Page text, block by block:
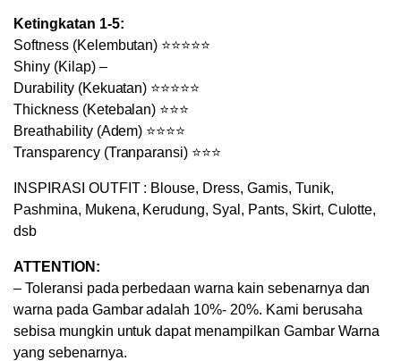
Ketingkatan 1-5:
Softness (Kelembutan) ⭐⭐⭐⭐⭐
Shiny (Kilap) –
Durability (Kekuatan) ⭐⭐⭐⭐⭐
Thickness (Ketebalan) ⭐⭐⭐
Breathability (Adem) ⭐⭐⭐⭐
Transparency (Tranparansi) ⭐⭐⭐
INSPIRASI OUTFIT : Blouse, Dress, Gamis, Tunik,
Pashmina, Mukena, Kerudung, Syal, Pants, Skirt, Culotte,
dsb
ATTENTION:
– Toleransi pada perbedaan warna kain sebenarnya dan
warna pada Gambar adalah 10%- 20%. Kami berusaha
sebisa mungkin untuk dapat menampilkan Gambar Warna
yang sebenarnya.